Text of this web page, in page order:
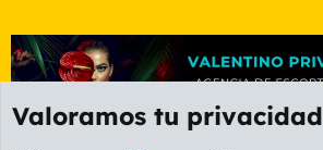
Valoramos tu privacidad